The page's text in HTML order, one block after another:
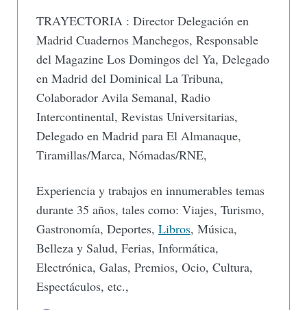
TRAYECTORIA : Director Delegación en
Madrid Cuadernos Manchegos, Responsable
del Magazine Los Domingos del Ya, Delegado
en Madrid del Dominical La Tribuna,
Colaborador Avila Semanal, Radio
Intercontinental, Revistas Universitarias,
Delegado en Madrid para El Almanaque,
Tiramillas/Marca, Nómadas/RNE,
Experiencia y trabajos en innumerables temas
durante 35 años, tales como: Viajes, Turismo,
Gastronomía, Deportes, Libros, Música,
Belleza y Salud, Ferias, Informática,
Electrónica, Galas, Premios, Ocio, Cultura,
Espectáculos, etc.,